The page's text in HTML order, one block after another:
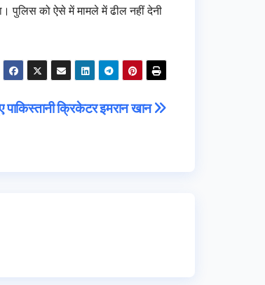
पुलिस को ऐसे में मामले में ढील नहीं देनी
पाकिस्तानी क्रिकेटर इमरान खान